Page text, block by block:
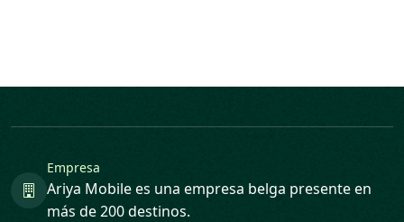
Empresa
Ariya Mobile es una empresa belga presente en
más de 200 destinos.